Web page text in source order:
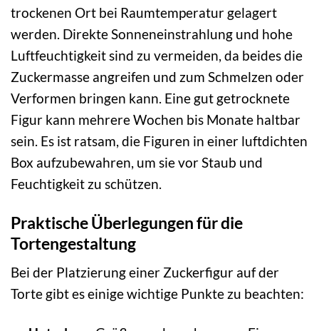
trockenen Ort bei Raumtemperatur gelagert
werden. Direkte Sonneneinstrahlung und hohe
Luftfeuchtigkeit sind zu vermeiden, da beides die
Zuckermasse angreifen und zum Schmelzen oder
Verformen bringen kann. Eine gut getrocknete
Figur kann mehrere Wochen bis Monate haltbar
sein. Es ist ratsam, die Figuren in einer luftdichten
Box aufzubewahren, um sie vor Staub und
Feuchtigkeit zu schützen.
Praktische Überlegungen für die
Tortengestaltung
Bei der Platzierung einer Zuckerfigur auf der
Torte gibt es einige wichtige Punkte zu beachten: